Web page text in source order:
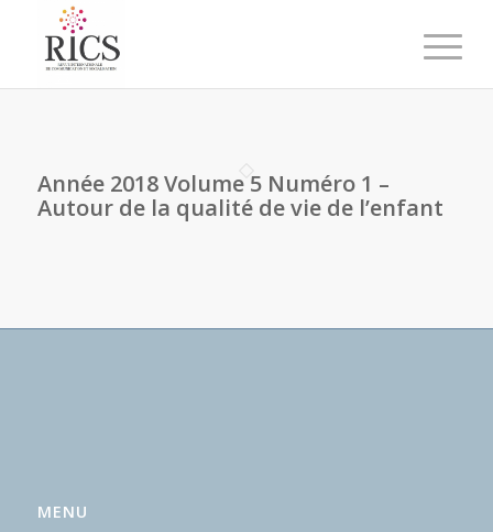
Année 2018 Volume 5 Numéro 1 –
Autour de la qualité de vie de l’enfant
MENU